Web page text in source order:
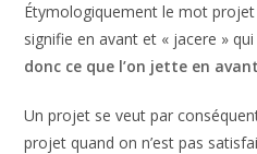
Étymologiquement le mot projet
signifie en avant et « jacere »
donc ce que l’on jette en avant
Un projet se veut par
projet quand on n’est pas